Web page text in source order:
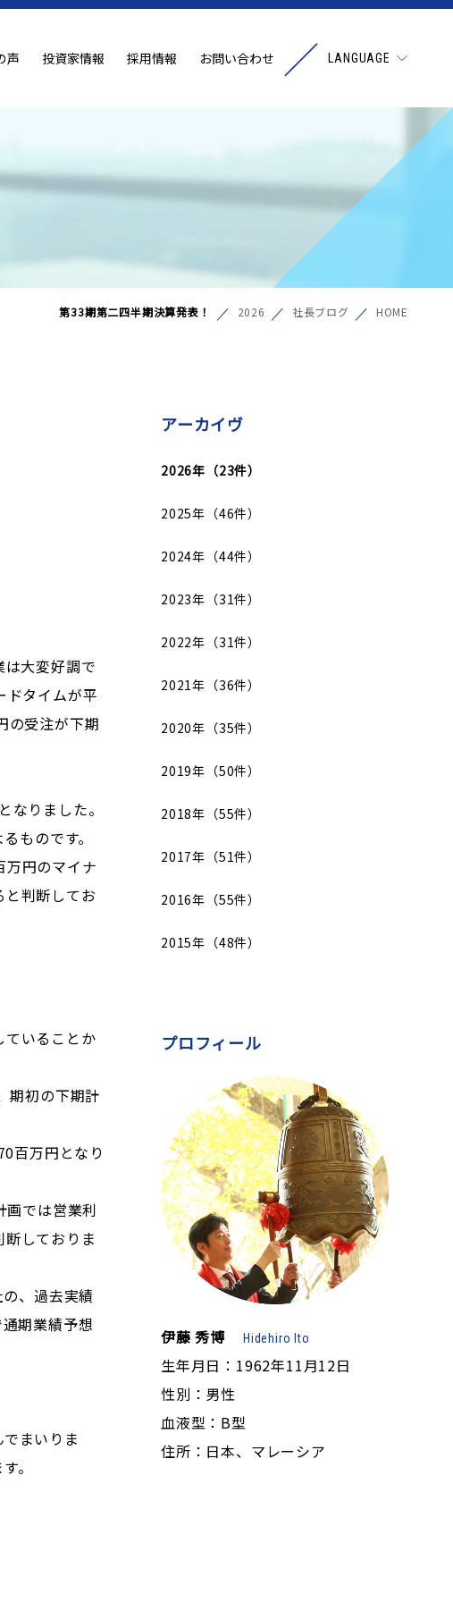
声 投資家情報 採用情報 お問い合わせ LANGUAGE
HOME
社長ブログ
2026
第33期第二四半期決算発表！
大変好調で
ドタイムが平
の受注が下期
りました。
ものです。
万円のマイナ
と判断してお
ていることか
期初の下期計
百万円となり
画では営業利
しておりま
、過去実績
期業績予想
まいりま
。
アーカイヴ
2026年（23件）
2025年（46件）
2024年（44件）
2023年（31件）
2022年（31件）
2021年（36件）
2020年（35件）
2019年（50件）
2018年（55件）
2017年（51件）
2016年（55件）
2015年（48件）
プロフィール
伊藤 秀博 Hidehiro Ito
生年月日：1962年11月12日
性別：男性
血液型：B型
住所：日本、マレーシア